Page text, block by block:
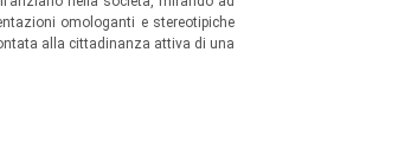
omologanti e stereotipiche
alla cittadinanza attiva di una